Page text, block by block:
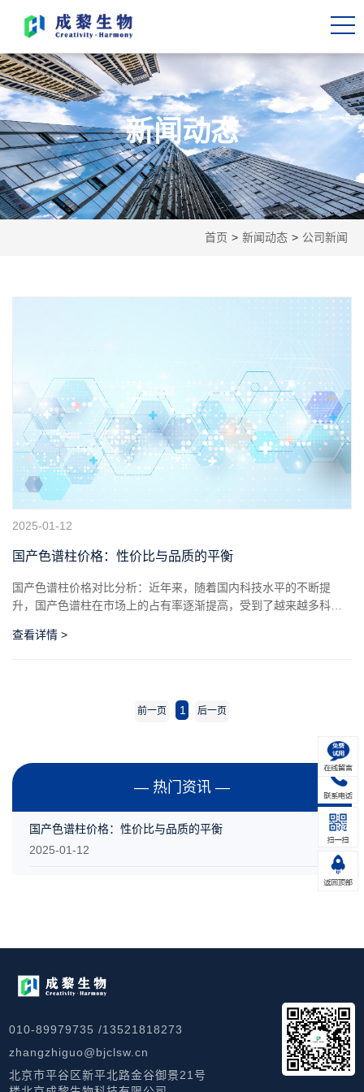
新闻动态
首页 > 新闻动态 > 公司新闻
2025-01-12
国产色谱柱价格：性价比与品质的平衡
国产色谱柱价格对比分析：近年来，随着国内科技水平的不断提
升，国产色谱柱在市场上的占有率逐渐提高，受到了越来越多科研
明显优势，这主要得益于国内生产成本相对较低以及技术的进步使
查看详情 >
前一页 1 后一页
— 热门资讯 —
国产色谱柱价格：性价比与品质的平衡
2025-01-12
010-89979735 /13521818273
zhangzhiguo@bjclsw.cn
北京市平谷区新平北路金谷御景21号